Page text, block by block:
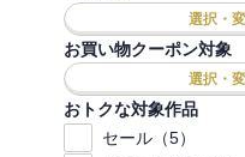
選択・
お買い物クーポン対象
選択・
おトクな対象作品
セール（5）